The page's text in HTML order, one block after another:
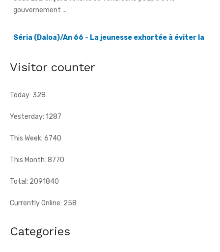
Séria (Daloa)/An 66 - La jeunesse exhortée à éviter la
pays, le village de Séria, chef-lieu de canton du Gbaloan Sud, ...
Visitor counter
Today: 328
Yesterday: 1287
This Week: 6740
This Month: 8770
Total: 2091840
Currently Online: 258
Categories